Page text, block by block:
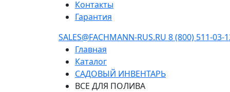
Контакты
Гарантия
SALES@FACHMANN-RUS.RU 8 (800) 511-03-
Главная
Каталог
САДОВЫЙ ИНВЕНТАРЬ
ВСЕ ДЛЯ ПОЛИВА